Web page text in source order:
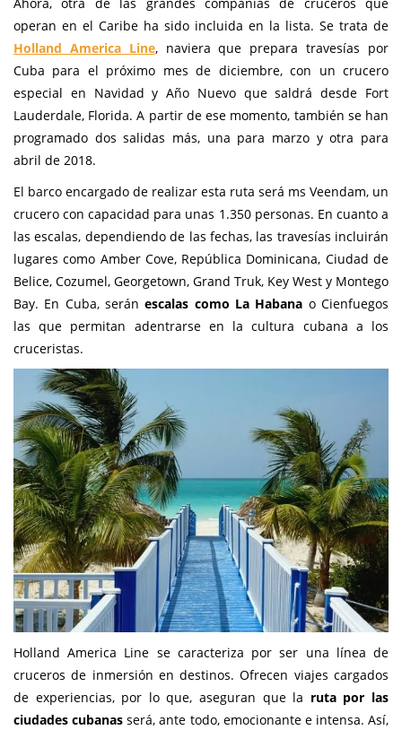
operan en el Caribe ha sido incluida en la lista. Se trata de
Holland America Line, naviera que prepara travesías por
Cuba para el próximo mes de diciembre, con un crucero
especial en Navidad y Año Nuevo que saldrá desde Fort
Lauderdale, Florida. A partir de ese momento, también se han
programado dos salidas más, una para marzo y otra para
abril de 2018.
El barco encargado de realizar esta ruta será ms Veendam, un
crucero con capacidad para unas 1.350 personas. En cuanto a
las escalas, dependiendo de las fechas, las travesías incluirán
lugares como Amber Cove, República Dominicana, Ciudad de
Belice, Cozumel, Georgetown, Grand Truk, Key West y Montego
Bay. En Cuba, seránescalas como La Habana o Cienfuegos
las que permitan adentrarse en la cultura cubana a los
cruceristas.
Holland America Line se caracteriza por ser una línea de
cruceros de inmersión en destinos. Ofrecen viajes cargados
de experiencias, por lo que, aseguran que la ruta por las
ciudades cubanas será, ante todo, emocionante e intensa. Así,